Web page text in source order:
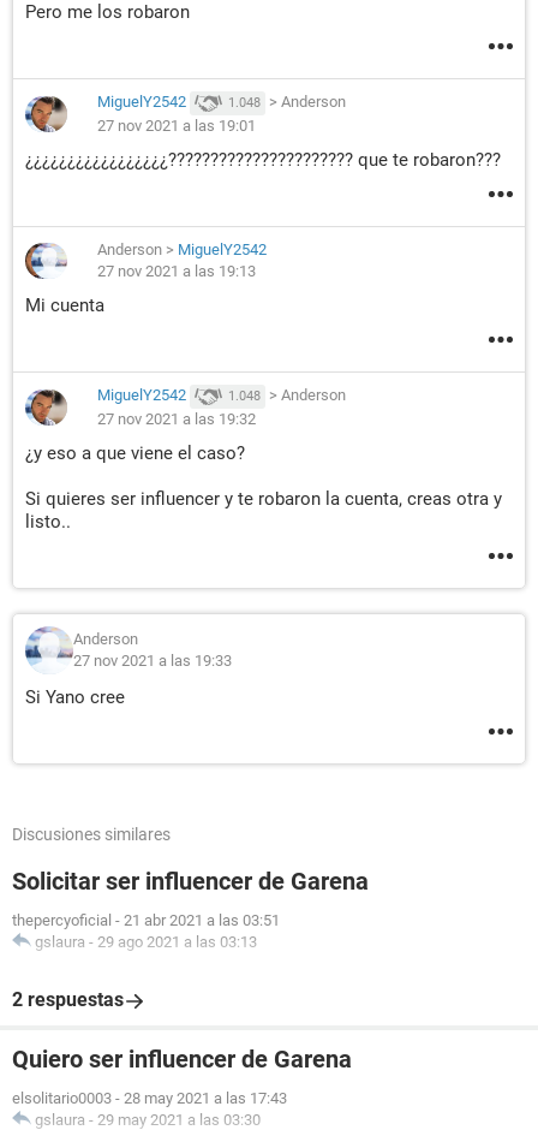
Pero me los robaron
MiguelY2542 1.048 > Anderson
27 nov 2021 a las 19:01
¿¿¿¿¿¿¿¿¿¿¿¿¿¿¿¿¿?????????????????????? que te robaron???
Anderson > MiguelY2542
27 nov 2021 a las 19:13
Mi cuenta
MiguelY2542 1.048 > Anderson
27 nov 2021 a las 19:32
¿y eso a que viene el caso?
Si quieres ser influencer y te robaron la cuenta, creas otra y
listo..
Anderson
27 nov 2021 a las 19:33
Si Yano cree
Discusiones similares
Solicitar ser influencer de Garena
thepercyoficial - 21 abr 2021 a las 03:51
gslaura - 29 ago 2021 a las 03:13
2 respuestas
Quiero ser influencer de Garena
elsolitario0003 - 28 may 2021 a las 17:43
gslaura - 29 may 2021 a las 03:30